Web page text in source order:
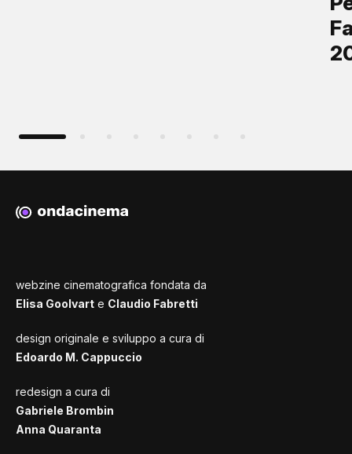
webzine cinematografica fondata da
Elisa Goolvart e Claudio Fabretti
design originale e sviluppo a cura di
Edoardo M. Cappuccio
redesign a cura di
Gabriele Brombin
Anna Quaranta